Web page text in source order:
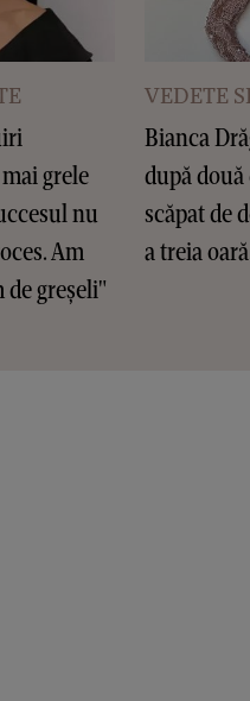
grele
nu
Am
greșeli"
VEDETE
Bianca
după
scăpat de
a treia